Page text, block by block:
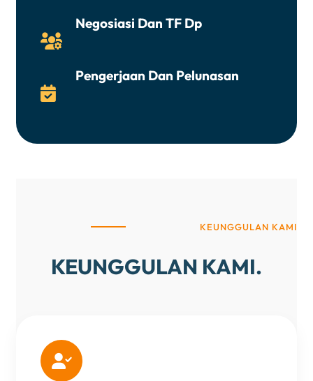

Negosiasi Dan TF Dp

Pengerjaan Dan Pelunasan
KEUNGGULAN KAMI
KEUNGGULAN KAMI.
